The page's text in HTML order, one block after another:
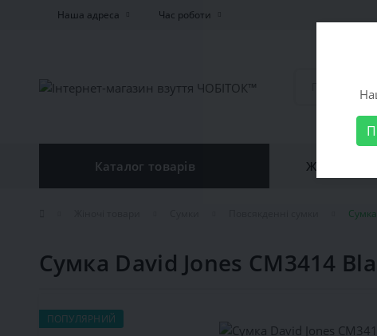
Наша адреса Час роботи
Каталог товарів Жiноче
Сумка David Jones CM3414
ПОПУЛЯРНИЙ